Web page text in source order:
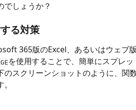
でしょうか？
る対策
365版のExcel、あるいはウェブ
を使用することで、簡単にスプレ
のスクリーンショットのように、関